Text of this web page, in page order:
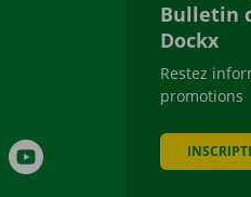
YouTube
Bulletin
Dockx
Restez
promotions